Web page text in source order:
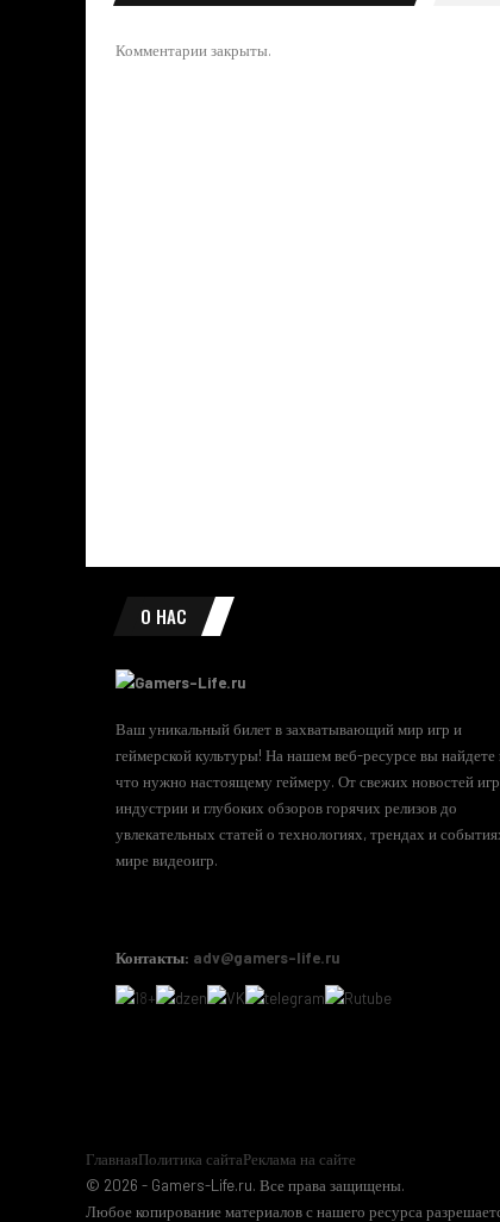
Комментарии закрыты.
О НАС
Ваш уникальный билет в захватывающий мир игр и
геймерской культуры! На нашем веб-ресурсе вы найдете
что нужно настоящему геймеру. От свежих новостей
индустрии и глубоких обзоров горячих релизов до
увлекательных статей о технологиях, трендах и
мире видеоигр.
Контакты: adv@gamers-life.ru
ГлавнаяПолитика сайтаРеклама на сайте
© 2026 - Gamers-Life.ru. Все права защищены.
Любое копирование материалов с нашего ресурса